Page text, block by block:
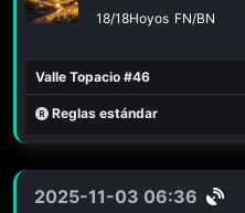
18/18Hoyos FN/BN
Valle Topacio #46
Reglas estándar
2025-11-03 06:36